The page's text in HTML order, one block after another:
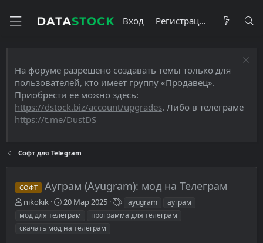
Вход Регистрация
На форуме разрешено создавать темы только для
пользователей, кто имеет группу «Продавец».
Приобрести её можно здесь:
https://dstock.biz/account/upgrades. Либо в телеграме
https://t.me/DustDS
Софт для Telegram
СОФТ Ауграм (Ayugram): мод на Телеграм
А
в
о
nikokik
Д
а
а
20 Мар 2025
е
ayugram
ауграм
мод для телеграм
программа для телеграм
скачать мод на телеграм